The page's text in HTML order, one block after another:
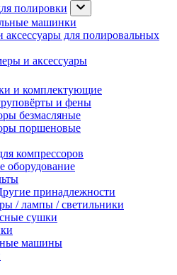
полировки
машинки
аксессуары для полировальных
и аксессуары
и комплектующие
и фены
безмасляные
поршеновые
компрессоров
оборудование
принадлежности
/ лампы / светильники
сушки
машины